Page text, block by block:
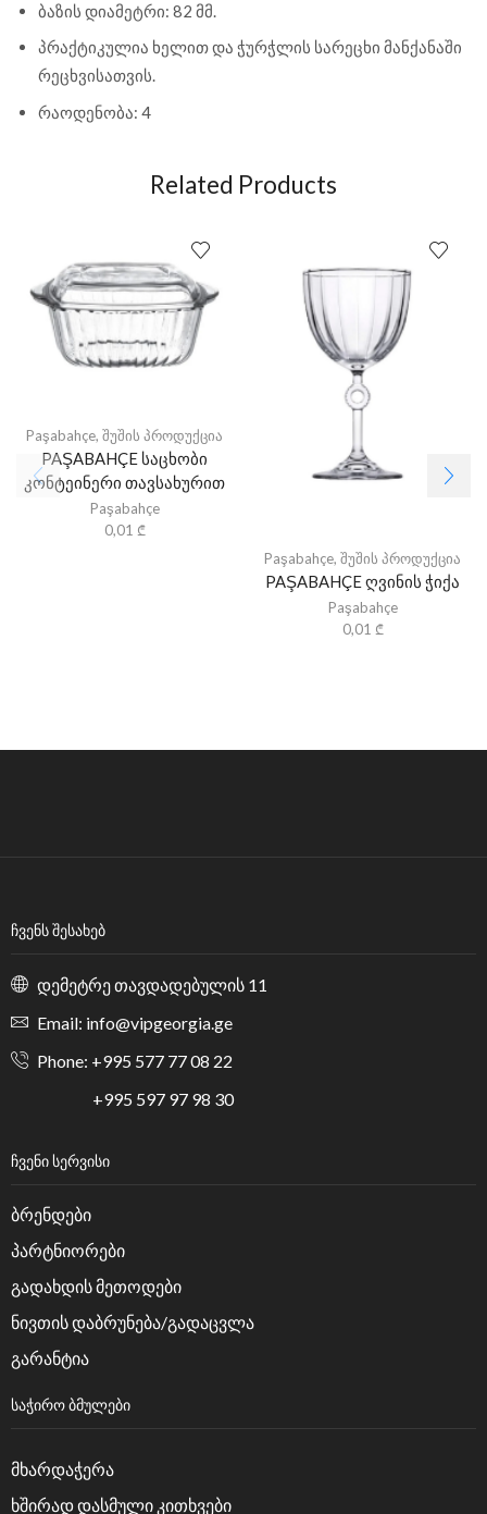
ბაზის დიამეტრი: 82 მმ.
პრაქტიკულია ხელით და ჭურჭლის სარეცხი მანქანაში
რეცხვისათვის.
რაოდენობა: 4
Related Products
Paşabahçe, შუშის პროდუქცია
PAŞABAHÇE საცხობი
კონტეინერი თავსახურით
Paşabahçe
0,01 ₾
Paşabahçe, შუშის პროდუქცია
PAŞABAHÇE ღვინის ჭიქა
Paşabahçe
0,01 ₾
ᲩᲕᲔᲜᲡ ᲨᲔᲡᲐᲮᲔᲑ
დემეტრე თავდადებულის 11
Email: info@vipgeorgia.ge
Phone: +995 577 77 08 22
+995 597 97 98 30
ᲩᲕᲔᲜᲘ ᲡᲔᲠᲕᲘᲡᲘ
ბრენდები
პარტნიორები
გადახდის მეთოდები
ნივთის დაბრუნება/გადაცვლა
გარანტია
ᲡᲐᲭᲘᲠᲝ ᲑᲛᲣᲚᲔᲑᲘ
მხარდაჭერა
ხშირად დასმული კითხვები